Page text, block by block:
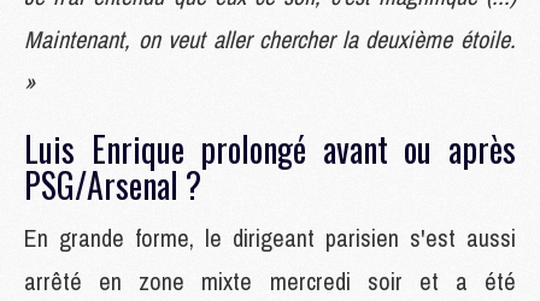
Maintenant, on veut aller chercher la deuxième étoile.
»
Luis Enrique prolongé avant ou après
PSG/Arsenal ?
En grande forme, le dirigeant parisien s'est aussi
arrêté en zone mixte mercredi soir et a été